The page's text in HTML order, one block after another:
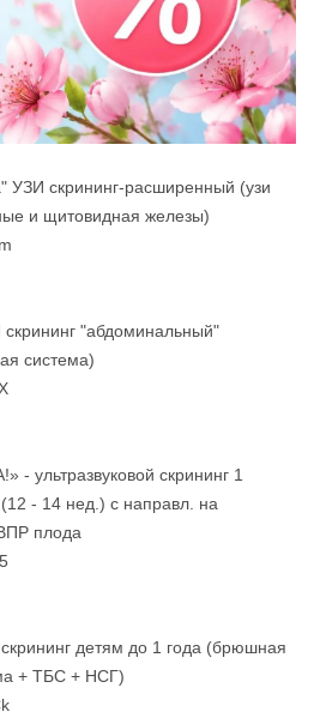
УЗИ скрининг-расширенный (узи
и щитовидная железы)
"абдоминальный"
система)
- ультразвуковой скрининг 1
- 14 нед.) с направл. на
плода
детям до 1 года (брюшная
+ ТБС + НСГ)